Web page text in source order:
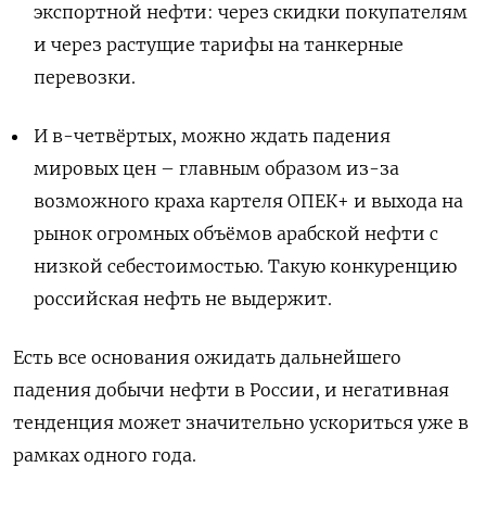
экспортной нефти: через скидки покупателям
и через растущие тарифы на танкерные
перевозки.
И в-четвёртых, можно ждать падения
мировых цен – главным образом из-за
возможного краха картеля ОПЕК+ и выхода на
рынок огромных объёмов арабской нефти с
низкой себестоимостью. Такую конкуренцию
российская нефть не выдержит.
Есть все основания ожидать дальнейшего
падения добычи нефти в России, и негативная
тенденция может значительно ускориться уже в
рамках одного года.